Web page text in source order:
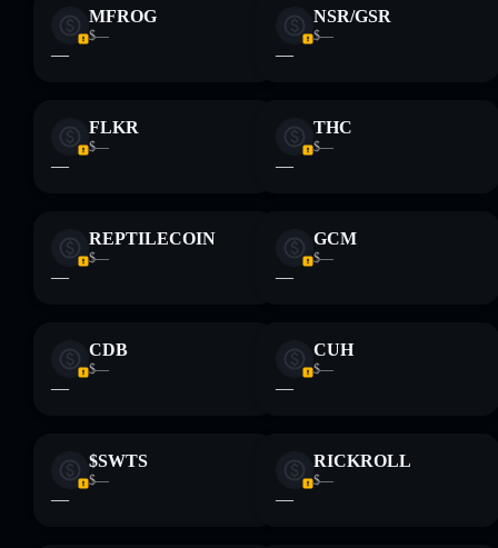
grande parte da liquidez está
desbloqueada
elevada concentração de
MFROG
$—
—
NSR/GSR
$—
—
FLKR
$—
—
THC
$—
—
REPTILECOIN
$—
—
GCM
$—
—
CDB
$—
—
CUH
$—
—
$SWTS
$—
—
RICKROLL
$—
—